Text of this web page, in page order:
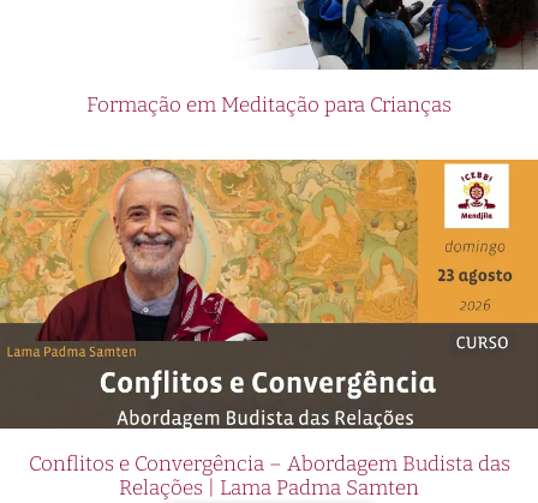
Formação em Meditação para Crianças
Conflitos e Convergência – Abordagem Budista das
Relações | Lama Padma Samten